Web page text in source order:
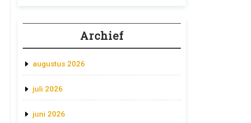
Archief
augustus 2026
juli 2026
juni 2026